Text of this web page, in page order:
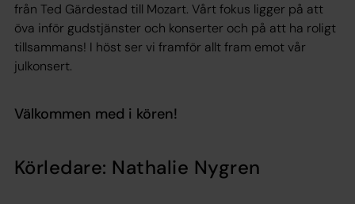
från Ted Gärdestad till Mozart. Vårt fokus ligger på att
öva inför gudstjänster och konserter och på att ha roligt
tillsammans! I höst ser vi framför allt fram emot vår
julkonsert.
Välkommen med i kören!
Körledare: Nathalie Nygren